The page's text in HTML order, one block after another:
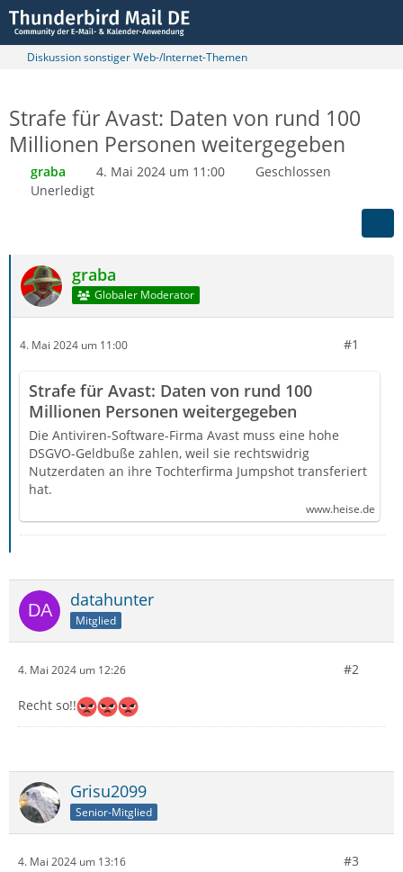
Diskussion sonstiger Web-/Internet-Themen
Strafe für Avast: Daten von rund 100
Millionen Personen weitergegeben
graba 4. Mai 2024 um 11:00
Geschlossen
Unerledigt
graba
Globaler Moderator
4. Mai 2024 um 11:00 #1
Strafe für Avast: Daten von rund 100
Millionen Personen weitergegeben
Die Antiviren-Software-Firma Avast muss eine hohe
DSGVO-Geldbuße zahlen, weil sie rechtswidrig
Nutzerdaten an ihre Tochterfirma Jumpshot transferiert
hat.
www.heise.de
datahunter
Mitglied
4. Mai 2024 um 12:26 #2
Recht so!!
Grisu2099
Senior-Mitglied
4. Mai 2024 um 13:16 #3